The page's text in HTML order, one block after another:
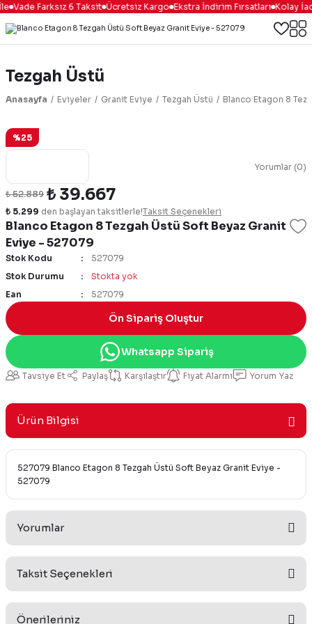
Vade Farksız 6 Taksit Ücretsiz Kargo Ekstra İndirim Fırsatları Kolay
Tezgah Üstü
Anasayfa Eviyeler Granit Eviye Tezgah Üstü Blanco Etagon 8
%25
Yorumlar (0)
Blanco Etagon 8 Tezgah Üstü Soft Beyaz Granit
Eviye - 527079
₺ 52.889 ₺ 39.667
₺ 5.299 den başlayan taksitlerle!Taksit Seçenekleri
Stok Kodu
527079
Stok Durumu
Stokta yok
Ean
527079
Ön Sipariş Oluştur
Whatsapp Sipariş
Tavsiye Et Paylaş Karşılaştır Fiyat Alarmı Yorum Yaz
Ürün Bilgisi
527079 Blanco Etagon 8 Tezgah Üstü Soft Beyaz Granit Eviye -
527079
Yorumlar
Taksit Seçenekleri
Önerileriniz